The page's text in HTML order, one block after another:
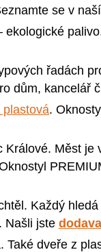
se v
ekologické
řadách
dům, kancelář
.
Králové. Měst je
Každý
Našli jste
Také dveře z